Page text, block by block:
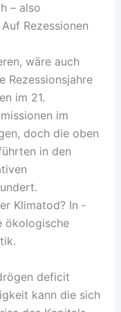
– also
Rezessionen
wäre auch
Rezessionsjahre
im 21.
im
doch die oben
in den
Klimatod? In
ökologische
deficit
kann die sich